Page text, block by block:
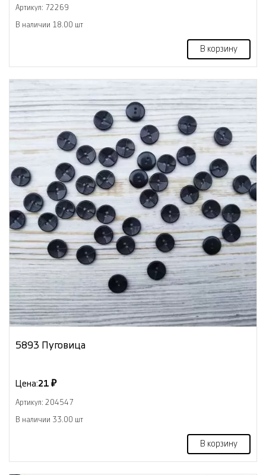
Артикул: 72269
В наличии 18.00 шт
В корзину
5893 Пуговица
Цена:21 ₽
Артикул: 204547
В наличии 33.00 шт
В корзину